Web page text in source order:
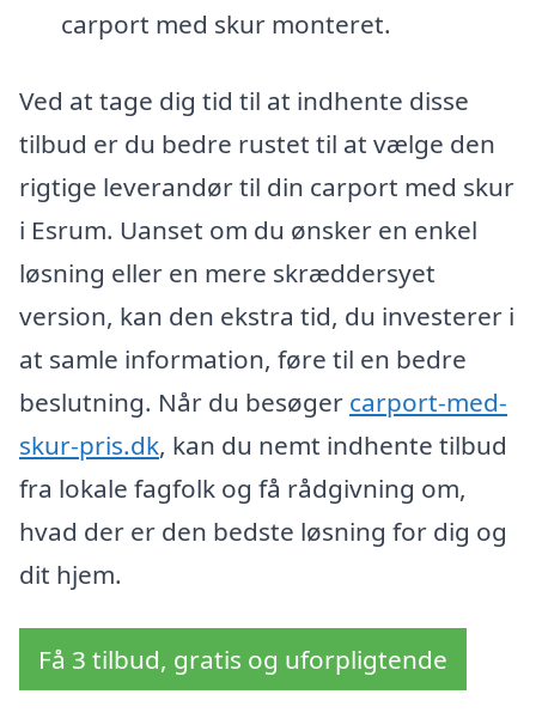
carport med skur monteret.
Ved at tage dig tid til at indhente disse
tilbud er du bedre rustet til at vælge den
rigtige leverandør til din carport med skur
i Esrum. Uanset om du ønsker en enkel
løsning eller en mere skræddersyet
version, kan den ekstra tid, du investerer i
at samle information, føre til en bedre
beslutning. Når du besøger carport-med-
skur-pris.dk, kan du nemt indhente tilbud
fra lokale fagfolk og få rådgivning om,
hvad der er den bedste løsning for dig og
dit hjem.
Få 3 tilbud, gratis og uforpligtende